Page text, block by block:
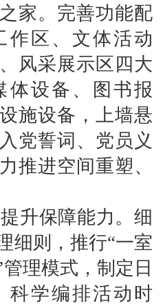
家。完善功能配
作区、文体活动
风采展示区四大
体设备、图书报
施设备，上墙悬
党誓词、党员义
推进空间重塑、
升保障能力。细
细则，推行“一室
理模式，制定日
科学编排活动时